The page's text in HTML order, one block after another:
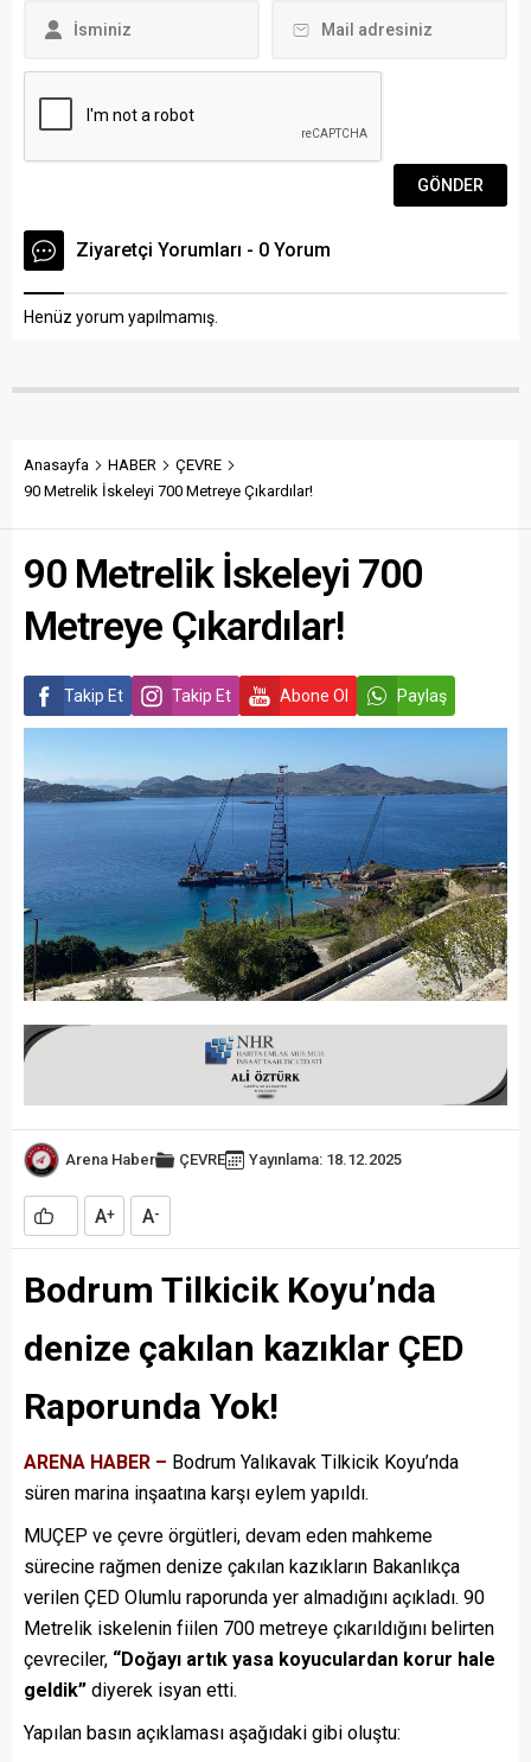
Ziyaretçi Yorumları - 0 Yorum
Henüz yorum yapılmamış.
Anasayfa HABER
ÇEVRE
90 Metrelik İskeleyi 700 Metreye Çıkardılar!
90 Metrelik İskeleyi 700
Metreye Çıkardılar!
Takip Et Takip Et Abone Ol Paylaş
Arena Haber ÇEVRE Yayınlama: 18.12.2025
A+ A-
Bodrum Tilkicik Koyu’nda
denize çakılan kazıklar ÇED
Raporunda Yok!
ARENA HABER – Bodrum Yalıkavak Tilkicik Koyu’nda
süren marina inşaatına karşı eylem yapıldı.
MUÇEP ve çevre örgütleri, devam eden mahkeme
sürecine rağmen denize çakılan kazıkların Bakanlıkça
verilen ÇED Olumlu raporunda yer almadığını açıkladı. 90
Metrelik iskelenin fiilen 700 metreye çıkarıldığını belirten
çevreciler, “Doğayı artık yasa koyuculardan korur hale
geldik” diyerek isyan etti.
Yapılan basın açıklaması aşağıdaki gibi oluştu: